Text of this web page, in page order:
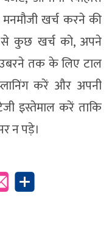
खर्च करने की
कुछ खर्च को, अपने
तक के लिए टाल
करें और अपनी
इस्तेमाल करें ताकि
न पड़े।